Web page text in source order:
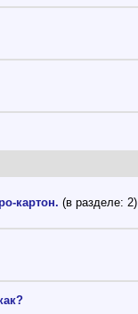
картон. (в разделе: 2)